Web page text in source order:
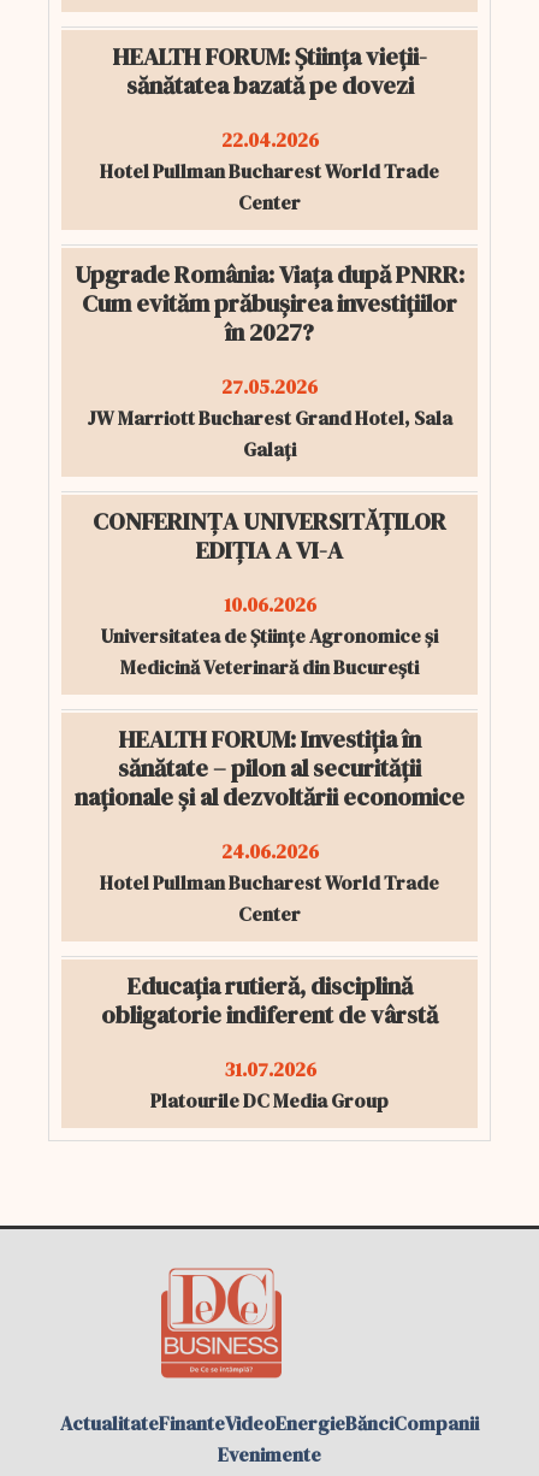
HEALTH FORUM: Știința vieții-
sănătatea bazată pe dovezi
22.04.2026
Hotel Pullman Bucharest World Trade
Center
Upgrade România: Viața după PNRR:
Cum evităm prăbușirea investițiilor
în 2027?
27.05.2026
JW Marriott Bucharest Grand Hotel, Sala
Galați
CONFERINȚA UNIVERSITĂȚILOR
EDIȚIA A VI-A
10.06.2026
Universitatea de Științe Agronomice și
Medicină Veterinară din București
HEALTH FORUM: Investiția în
sănătate – pilon al securității
naționale și al dezvoltării economice
24.06.2026
Hotel Pullman Bucharest World Trade
Center
Educația rutieră, disciplină
obligatorie indiferent de vârstă
31.07.2026
Platourile DC Media Group
ActualitateFinanteVideoEnergieBănciCompanii
Evenimente